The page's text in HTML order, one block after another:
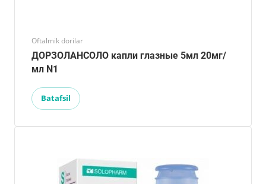
Oftalmik dorilar
ДОРЗОЛАНСОЛО капли глазные 5мл 20мг/
мл N1
Batafsil